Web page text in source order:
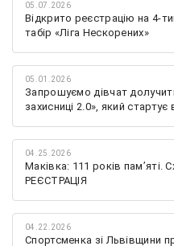
05.07.2026
Відкрито реєстрацію на 4-
табір «Ліга Нескорених»
05.01.2026
Запрошуємо дівчат
захисниці 2.0», який
04.25.2026
Маківка: 111 років пам’яті.
РЕЄСТРАЦІЯ
04.22.2026
Спортсменка зі Львівщини